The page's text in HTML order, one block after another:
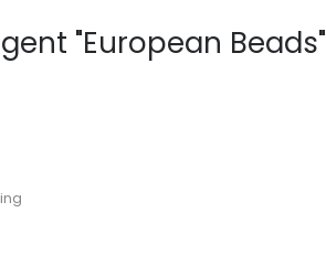
"european Beads"